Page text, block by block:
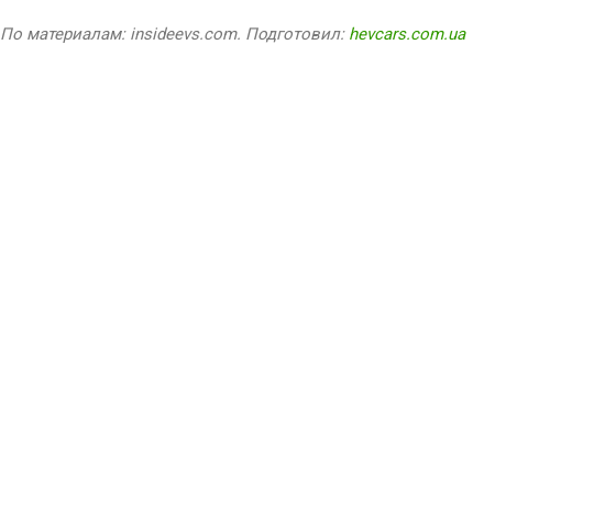
По материалам: insideevs.com. Подготовил: hevcars.com.ua